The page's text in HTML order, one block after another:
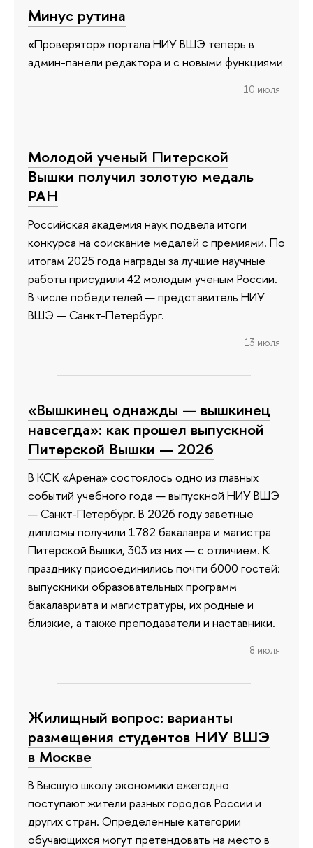
Минус рутина
«Проверятор» портала НИУ ВШЭ теперь в
админ-панели редактора и с новыми функциями
10 июля
Молодой ученый Питерской
Вышки получил золотую медаль
РАН
Российская академия наук подвела итоги
конкурса на соискание медалей с премиями. По
итогам 2025 года награды за лучшие научные
работы присудили 42 молодым ученым России.
В числе победителей — представитель НИУ
ВШЭ — Санкт-Петербург.
13 июля
«Вышкинец однажды — вышкинец
навсегда»: как прошел выпускной
Питерской Вышки — 2026
В КСК «Арена» состоялось одно из главных
событий учебного года — выпускной НИУ ВШЭ
— Санкт-Петербург. В 2026 году заветные
дипломы получили 1782 бакалавра и магистра
Питерской Вышки, 303 из них — с отличием. К
празднику присоединились почти 6000 гостей:
выпускники образовательных программ
бакалавриата и магистратуры, их родные и
близкие, а также преподаватели и наставники.
8 июля
Жилищный вопрос: варианты
размещения студентов НИУ ВШЭ
в Москве
В Высшую школу экономики ежегодно
поступают жители разных городов России и
других стран. Определенные категории
обучающихся могут претендовать на место в